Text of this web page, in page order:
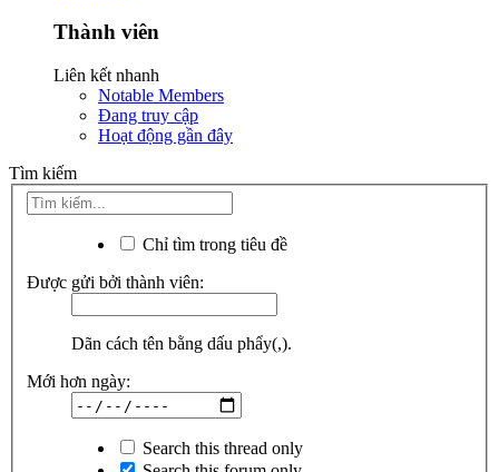
Thành viên
Liên kết nhanh
Notable Members
Đang truy cập
Hoạt động gần đây
Tìm kiếm
Chỉ tìm trong tiêu đề
Được gửi bởi thành viên:
Dãn cách tên bằng dấu phẩy(,).
Mới hơn ngày:
Search this thread only